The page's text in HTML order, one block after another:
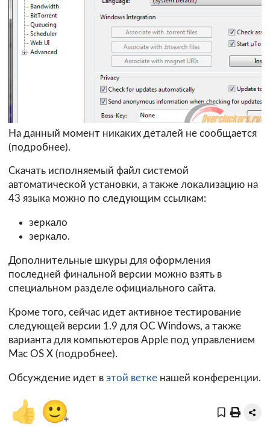
На данный момент никаких деталей не сообщается
(подробнее).
Скачать исполняемый файл системой
автоматической установки, а также локализацию на
43 языка можно по следующим ссылкам:
зеркало
зеркало.
Дополнительные шкуры для оформления
последней финальной версии можно взять в
специальном разделе официального сайта.
Кроме того, сейчас идет активное тестирование
следующей версии 1.9 для ОС Windows, а также
варианта для компьютеров Apple под управлением
Mac OS X (подробнее).
Обсуждение идет в этой ветке нашей конференции.
👍 🙂
+